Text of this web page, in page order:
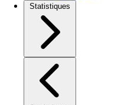
Statistiques